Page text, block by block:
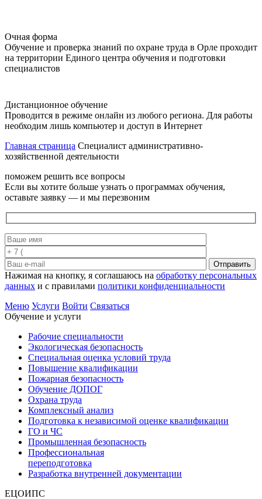
Очная форма
Обучение и проверка знаний по охране труда в Орле проходит
на территории Единого центра обучения и подготовки
специалистов
Дистанционное обучение
Проводится в режиме онлайн из любого региона. Для работы
необходим лишь компьютер и доступ в Интернет
Главная страница Специалист административно-
хозяйственной деятельности
поможем решить все вопросы
Если вы хотите больше узнать о программах обучения,
оставьте заявку — и мы перезвоним
Отправить
Нажимая на кнопку, я соглашаюсь на обработку персональных
данных и с правилами политики конфиденциальности
Меню Услуги Войти Связаться
Обучение и услуги
Рабочие специальности
Экологическая безопасность
Специальная оценка условий труда
Повышение квалификации
Пожарная безопасность
Обучение ДОПОГ
Охрана труда
Комплексный анализ
Подготовка к независимой оценке квалификации
ГО и ЧС
Промышленная безопасность
Профессиональная
переподготовка
Разработка внутренней документации
ЕЦОИПС